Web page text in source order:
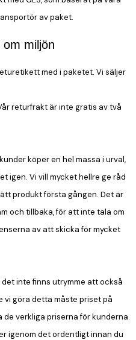
av paket.
miljön
med i paketet. Vi säljer
returfrakt är inte gratis av två
köper en hel massa i urval,
igen. Vi vill mycket hellre ge råd
produkt första gången. Det är
och tillbaka, för att inte tala om
av att skicka för mycket
inte finns utrymme att också
vi göra detta måste priset på
de verkliga priserna för kunderna.
igenom det ordentligt innan du